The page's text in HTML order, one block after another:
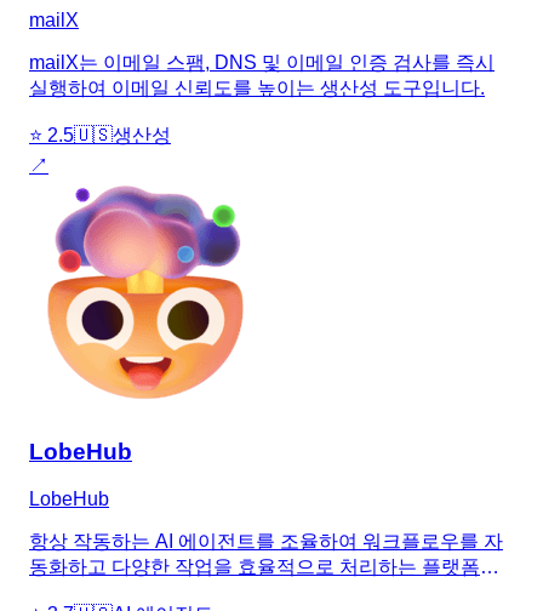
mailX
mailX는 이메일 스팸, DNS 및 이메일 인증 검사를 즉시
실행하여 이메일 신뢰도를 높이는 생산성 도구입니다.
⭐ 2.5🇺🇸생산성
↗
LobeHub
LobeHub
항상 작동하는 AI 에이전트를 조율하여 워크플로우를 자
동화하고 다양한 작업을 효율적으로 처리하는 플랫폼입